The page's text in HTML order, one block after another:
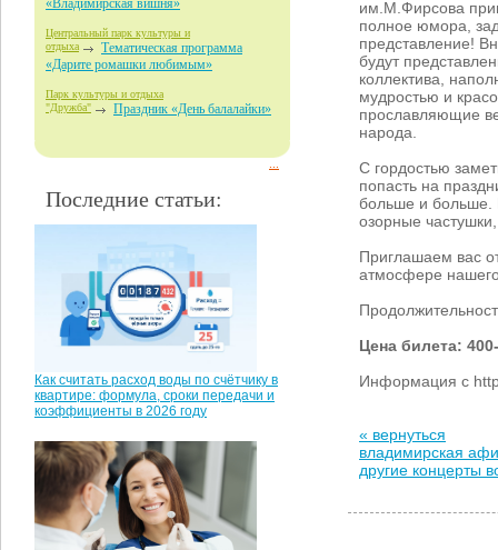
«Владимирская вишня»
Центральный парк культуры и
отдыха
Тематическая программа
«Дарите ромашки любимым»
Парк культуры и отдыха
"Дружба" Праздник «День балалайки»
Последние статьи:
Как считать расход воды по счётчику в
квартире: формула, сроки передачи и
коэффициенты в 2026 году
им.М.Фирсова
полное юмора,
представление!
будут
коллектива,
мудростью и
прославляющие
народа.
С гордостью
попасть на
больше и больше.
озорные
Приглашаем вас
атмосфере
Цена билета:
Информация с
« вернуться
владимирская
другие концерты